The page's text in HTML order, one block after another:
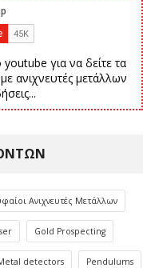
για να δείτε τα
ανιχνευτές μετάλλων
Ανιχνευτές Μετάλλων
Gold Prospecting
detectors Pendulums